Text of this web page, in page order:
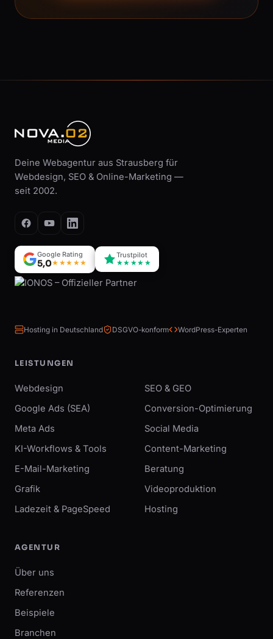
Deine Webagentur aus Strausberg für
Webdesign, SEO & Online-Marketing —
seit 2002.
Google Rating
5,0★★★★★
Trustpilot
★★★★★
Hosting in Deutschland DSGVO-konform WordPress-Experten
LEISTUNGEN
Webdesign
SEO & GEO
Google Ads (SEA)
Conversion-Optimierung
Meta Ads
Social Media
KI-Workflows & Tools
Content-Marketing
E-Mail-Marketing
Beratung
Grafik
Videoproduktion
Ladezeit & PageSpeed
Hosting
AGENTUR
Über uns
Referenzen
Beispiele
Branchen